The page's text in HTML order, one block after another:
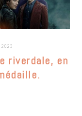
2023
riverdale, en